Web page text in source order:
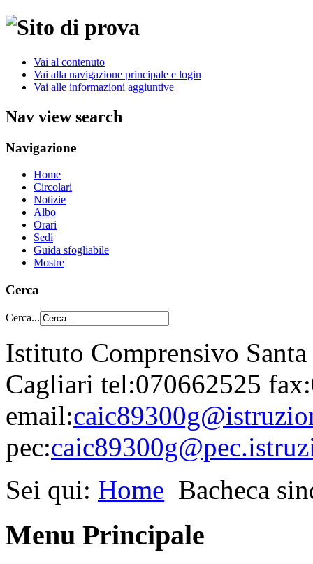
Vai al contenuto
Vai alla navigazione principale e login
Vai alle informazioni aggiuntive
Nav view search
Navigazione
Home
Circolari
Notizie
Albo
Orari
Sedi
Guida sfogliabile
Mostre
Cerca
Cerca...
Istituto Comprensivo
Cagliari tel:070662525
email:
pec:
Sei qui: Home Bacheca
Menu Principale